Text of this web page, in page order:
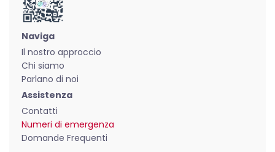
Naviga
Il nostro approccio
Chi siamo
Parlano di noi
Assistenza
Contatti
Numeri di emergenza
Domande Frequenti